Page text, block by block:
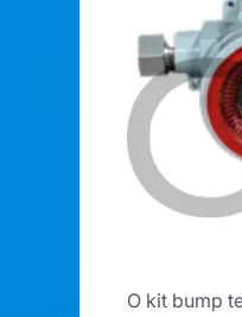
O kit bump